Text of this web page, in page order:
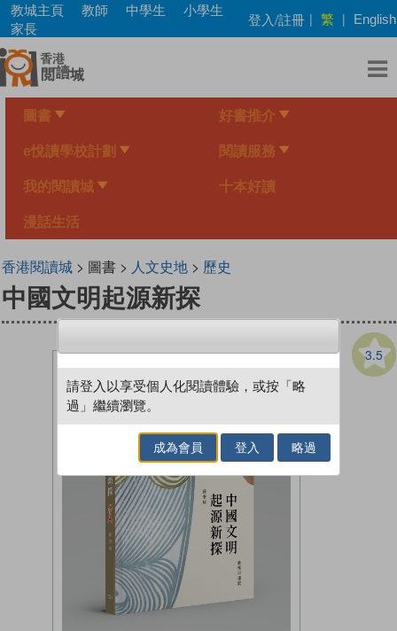
Skip
main
content
教城主頁 教師 中學生
小學生
家長
登入/註冊 | 繁 | English
圖書 好書推介
e悅讀學校計劃 閱讀服務
我的閱讀城 十本好讀
漫話生活
香港閱讀城> 圖書 > 人文史地> 歷史
中國文明起源新探
3.5
請登入以享受個人化閱讀體驗，或按「略
過」繼續瀏覽。
成為會員 登入 略過